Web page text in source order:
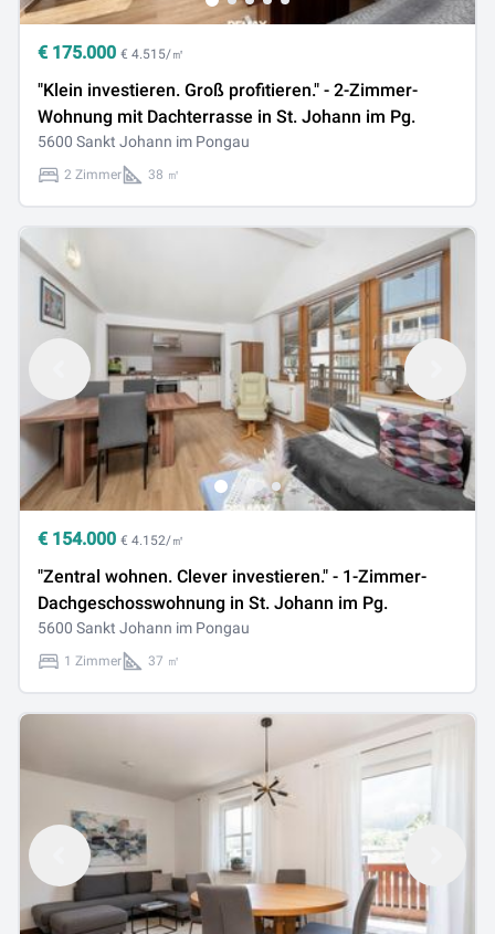
€ 175.000 € 4.515/㎡
"Klein investieren. Groß profitieren." - 2-Zimmer-
Wohnung mit Dachterrasse in St. Johann im Pg.
5600 Sankt Johann im Pongau
2 Zimmer 38 ㎡
€ 154.000 € 4.152/㎡
"Zentral wohnen. Clever investieren." - 1-Zimmer-
Dachgeschosswohnung in St. Johann im Pg.
5600 Sankt Johann im Pongau
1 Zimmer 37 ㎡